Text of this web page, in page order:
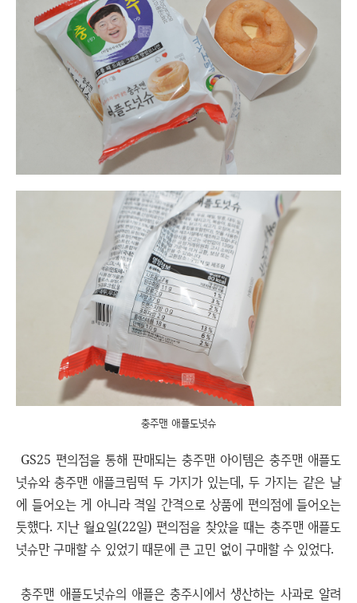
충주맨 애플도넛슈
GS25 편의점을 통해 판매되는 충주맨 아이템은 충주맨 애플도
넛슈와 충주맨 애플크림떡 두 가지가 있는데, 두 가지는 같은 날
에 들어오는 게 아니라 격일 간격으로 상품에 편의점에 들어오는
듯했다. 지난 월요일(22일) 편의점을 찾았을 때는 충주맨 애플도
넛슈만 구매할 수 있었기 때문에 큰 고민 없이 구매할 수 있었다.
충주맨 애플도넛슈의 애플은 충주시에서 생산하는 사과로 알려